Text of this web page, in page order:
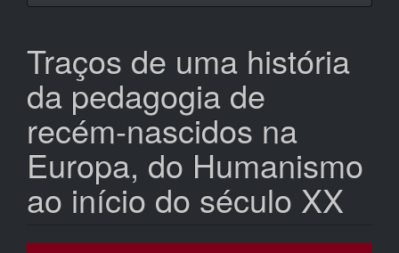
Traços de uma história
da pedagogia de
recém-nascidos na
Europa, do Humanismo
ao início do século XX